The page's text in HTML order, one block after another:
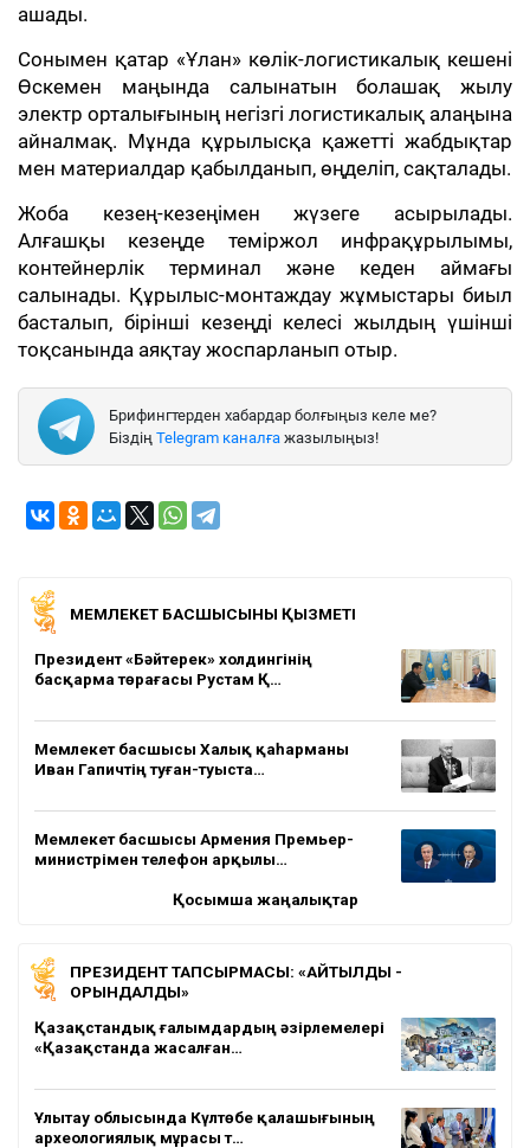
ашады.
Сонымен қатар «Ұлан» көлік-логистикалық кешені
Өскемен маңында салынатын болашақ жылу
электр орталығының негізгі логистикалық алаңына
айналмақ. Мұнда құрылысқа қажетті жабдықтар
мен материалдар қабылданып, өңделіп, сақталады.
Жоба кезең-кезеңімен жүзеге асырылады.
Алғашқы кезеңде теміржол инфрақұрылымы,
контейнерлік терминал және кеден аймағы
салынады. Құрылыс-монтаждау жұмыстары биыл
басталып, бірінші кезеңді келесі жылдың үшінші
тоқсанында аяқтау жоспарланып отыр.
Брифингтерден хабардар болғыңыз келе ме?
Біздің Telegram каналға жазылыңыз!
МЕМЛЕКЕТ БАСШЫСЫНЫҢ ҚЫЗМЕТІ
Президент «Бәйтерек» холдингінің
басқарма төрағасы Рустам Қ…
Мемлекет басшысы Халық қаһарманы
Иван Гапичтің туған-туыста…
Мемлекет басшысы Армения Премьер-
министрімен телефон арқылы…
Қосымша жаңалықтар
ПРЕЗИДЕНТ ТАПСЫРМАСЫ: «АЙТЫЛДЫ -
ОРЫНДАЛДЫ»
Қазақстандық ғалымдардың әзірлемелері
«Қазақстанда жасалған…
Ұлытау облысында Күлтөбе қалашығының
археологиялық мұрасы т…